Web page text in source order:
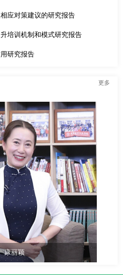
应对策建议的研究报告
培训机制和模式研究报告
研究报告
更多
康丽颖